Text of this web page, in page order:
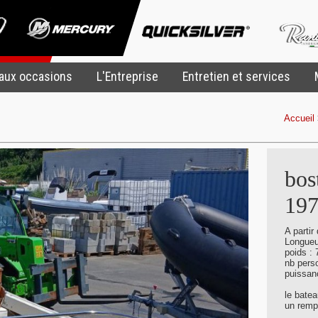
occasions L'Entreprise Entretien et services
Accueil
A partir
poids :
nb
le
un